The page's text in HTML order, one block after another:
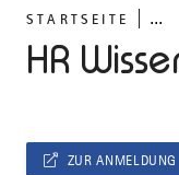
STARTSEITE ...
HR
ZUR ANMELDUNG